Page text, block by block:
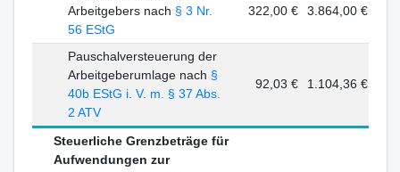
Arbeitgebers nach § 3 Nr.
56 EStG
322,00 € 3.864,00 €
Pauschalversteuerung der
Arbeitgeberumlage nach §
40b EStG i. V. m. § 37 Abs.
2 ATV
92,03 € 1.104,36 €
Steuerliche Grenzbeträge für
Aufwendungen zur